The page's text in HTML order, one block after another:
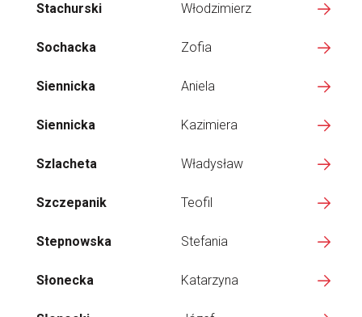
Stachurski Włodzimierz
Sochacka Zofia
Siennicka Aniela
Siennicka Kazimiera
Szlacheta Władysław
Szczepanik Teofil
Stepnowska Stefania
Słonecka Katarzyna